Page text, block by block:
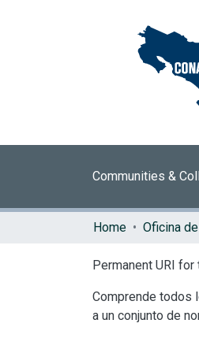
Communities &
Home
Permanent URI
Comprende todos
a un conjunto de